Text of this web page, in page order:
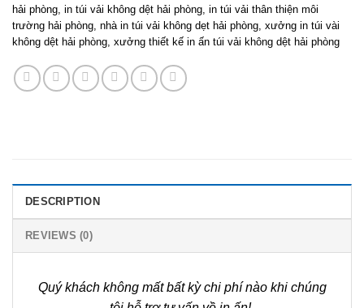
hải phòng in túi vải không dệt hải phòng in túi vải thân thiện môi
trường hải phòng nhà in túi vải không dẹt hải phòng xưởng in túi vài
không dệt hải phòng xưởng thiết kế in ấn túi vải không dệt hải phòng
DESCRIPTION
REVIEWS (0)
Quý khách không mất bất kỳ chi phí nào khi chúng